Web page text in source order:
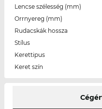
Lencse szélesség (mm)
Orrnyereg (mm)
Rudacskák hossza
Stílus
Kerettipus
Keret szín